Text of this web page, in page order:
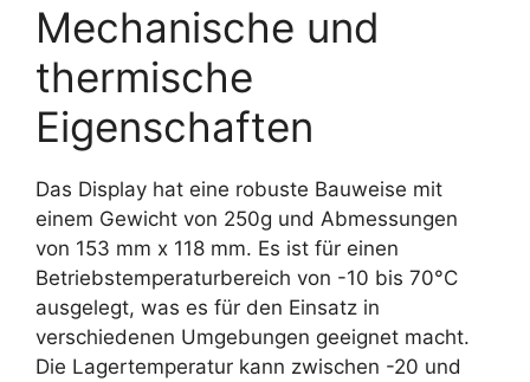
Mechanische und
thermische
Eigenschaften
Das Display hat eine robuste Bauweise mit
einem Gewicht von 250g und Abmessungen
von 153 mm x 118 mm. Es ist für einen
Betriebstemperaturbereich von -10 bis 70°C
ausgelegt, was es für den Einsatz in
verschiedenen Umgebungen geeignet macht.
Die Lagertemperatur kann zwischen -20 und